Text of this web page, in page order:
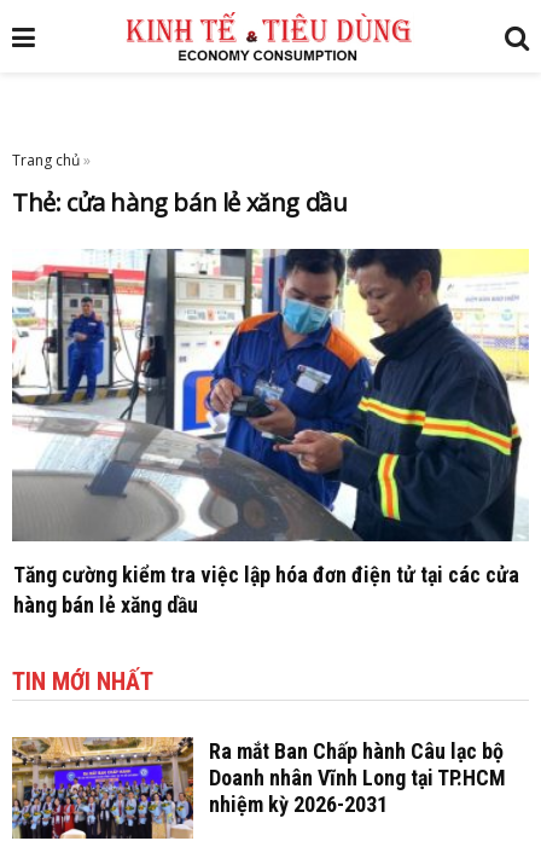
Trang chủ»
Thẻ: cửa hàng bán lẻ xăng dầu
Tăng cường kiểm tra việc lập hóa đơn điện tử tại các cửa
hàng bán lẻ xăng dầu
TIN MỚI NHẤT
Ra mắt Ban Chấp hành Câu lạc bộ
Doanh nhân Vĩnh Long tại TP.HCM
nhiệm kỳ 2026-2031